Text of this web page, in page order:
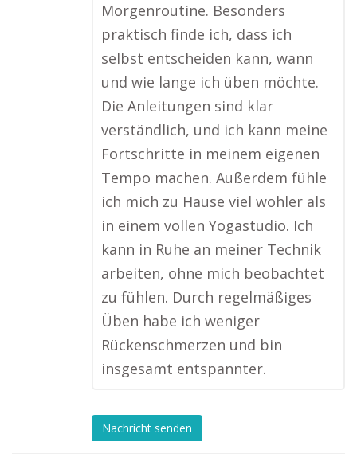
Morgenroutine. Besonders
praktisch finde ich, dass ich
selbst entscheiden kann, wann
und wie lange ich üben möchte.
Die Anleitungen sind klar
verständlich, und ich kann meine
Fortschritte in meinem eigenen
Tempo machen. Außerdem fühle
ich mich zu Hause viel wohler als
in einem vollen Yogastudio. Ich
kann in Ruhe an meiner Technik
arbeiten, ohne mich beobachtet
zu fühlen. Durch regelmäßiges
Üben habe ich weniger
Rückenschmerzen und bin
insgesamt entspannter.
Nachricht senden